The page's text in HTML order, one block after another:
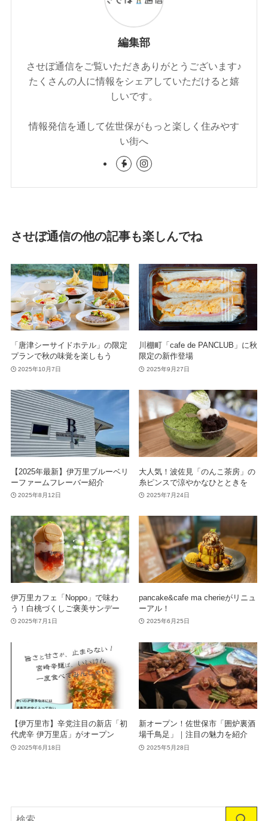
編集部
させぼ通信をご覧いただきありがとうございます♪
たくさんの人に情報をシェアしていただけると嬉
しいです。
情報発信を通して佐世保がもっと楽しく住みやす
い街へ
させぼ通信の他の記事も楽しんでね
「唐津シーサイドホテル」の限定
プランで秋の味覚を楽しもう
2025年10月7日
川棚町「cafe de PANCLUB」に秋
限定の新作登場
2025年9月27日
【2025年最新】伊万里ブルーベリ
ーファームフレーバー紹介
2025年8月12日
大人気！波佐見「のんこ茶房」の
糸ピンスで涼やかなひとときを
2025年7月24日
伊万里カフェ「Noppo」で味わ
う！白桃づくしご褒美サンデー
2025年7月1日
pancake&cafe ma cherieがリニュ
ーアル！
2025年6月25日
【伊万里市】辛党注目の新店「初
代虎辛 伊万里店」がオープン
2025年6月18日
新オープン！佐世保市「囲炉裏酒
場千鳥足」｜注目の魅力を紹介
2025年5月28日